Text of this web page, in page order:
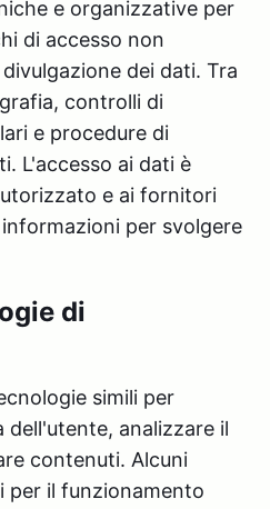
e organizzative per
di accesso non
dei dati. Tra
controlli di
e procedure di
L'accesso ai dati è
e ai fornitori
per svolgere
di
simili per
dell'utente, analizzare il
contenuti. Alcuni
per il funzionamento